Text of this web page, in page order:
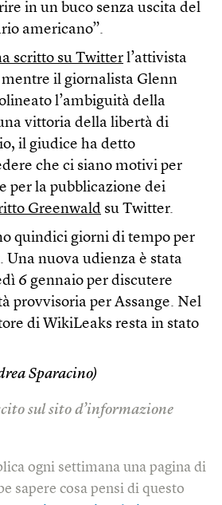
in un buco senza uscita del
americano”.
scritto su Twitter l’attivista
il giornalista Glenn
l’ambiguità della
vittoria della libertà di
il giudice ha detto
che ci siano motivi per
per la pubblicazione dei
Greenwald su Twitter.
quindici giorni di tempo per
Una nuova udienza è stata
6 gennaio per discutere
provvisoria per Assange. Nel
di WikiLeaks resta in stato
Sparacino)
sul sito d’informazione
ogni settimana una pagina di
sapere cosa pensi di questo